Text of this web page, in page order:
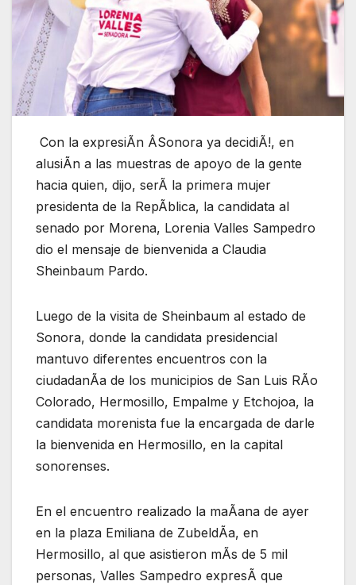
Con la expresiÃn ÂSonora ya decidiÃ!, en
alusiÃn a las muestras de apoyo de la gente
hacia quien, dijo, serÃ la primera mujer
presidenta de la RepÃblica, la candidata al
senado por Morena, Lorenia Valles Sampedro
dio el mensaje de bienvenida a Claudia
Sheinbaum Pardo.
Luego de la visita de Sheinbaum al estado de
Sonora, donde la candidata presidencial
mantuvo diferentes encuentros con la
ciudadanÃa de los municipios de San Luis RÃo
Colorado, Hermosillo, Empalme y Etchojoa, la
candidata morenista fue la encargada de darle
la bienvenida en Hermosillo, en la capital
sonorenses.
En el encuentro realizado la maÃana de ayer
en la plaza Emiliana de ZubeldÃa, en
Hermosillo, al que asistieron mÃs de 5 mil
personas, Valles Sampedro expresÃ que